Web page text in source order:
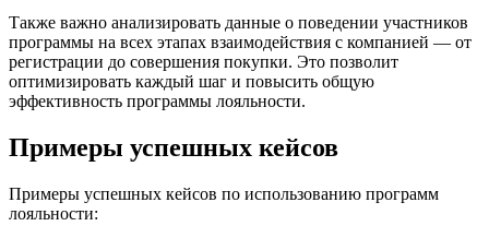
Также важно анализировать данные о поведении участников
программы на всех этапах взаимодействия с компанией — от
регистрации до совершения покупки. Это позволит
оптимизировать каждый шаг и повысить общую
эффективность программы лояльности.
Примеры успешных кейсов
Примеры успешных кейсов по использованию программ
лояльности: